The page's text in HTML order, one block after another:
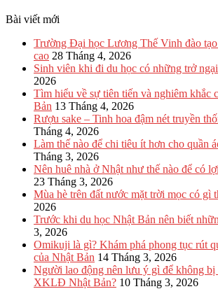
Bài viết mới
Trường Đại học Lương Thế Vinh đào
cao 28 Tháng 4, 2026
Sinh viên khi đi du học có những trở
2026
Tìm hiểu về sự tiên tiến và nghiêm khắc
Bản 13 Tháng 4, 2026
Rượu sake – Tinh hoa đậm nét truyền
Tháng 4, 2026
Làm thế nào để chi tiêu ít hơn cho quần
Tháng 3, 2026
Nên huê nhà ở Nhật như thế nào để có
23 Tháng 3, 2026
Mùa hè trên đất nước mặt trời mọc có gì
2026
Trước khi du học Nhật Bản nên biết
3, 2026
Omikuji là gì? Khám phá phong tục rút
của Nhật Bản 14 Tháng 3, 2026
Người lao động nên lưu ý gì để không bị
XKLĐ Nhật Bản? 10 Tháng 3, 2026